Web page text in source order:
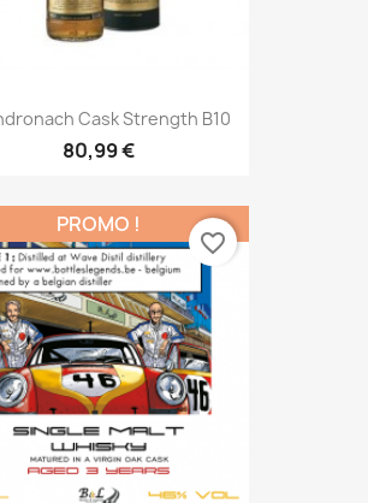
Cask Strength B10
80,99 €
PROMO !
favorite_border